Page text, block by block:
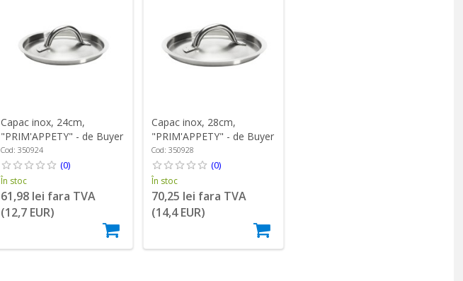
Capac inox, 24cm,
"PRIM'APPETY" - de Buyer
Cod: 350924
(0)
În stoc
61,98 lei fara TVA
(12,7 EUR)
Capac inox, 28cm,
"PRIM'APPETY" - de Buyer
Cod: 350928
(0)
În stoc
70,25 lei fara TVA
(14,4 EUR)